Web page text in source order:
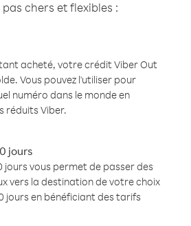
chers et flexibles :
acheté, votre crédit Viber Out
Vous pouvez l'utiliser pour
numéro dans le monde en
réduits Viber.
jours
jours vous permet de passer des
vers la destination de votre choix
jours en bénéficiant des tarifs